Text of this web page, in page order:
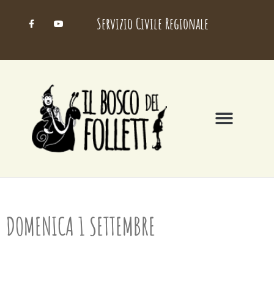
Servizio Civile Regionale
DOMENICA 1 SETTEMBRE